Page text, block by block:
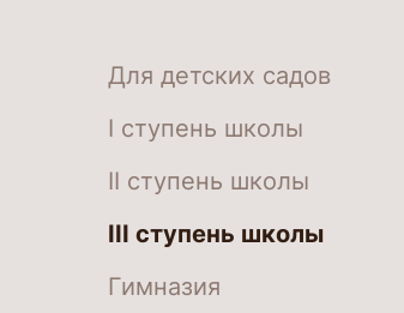
Для детских садов
I ступень школы
II ступень школы
III ступень школы
Гимназия